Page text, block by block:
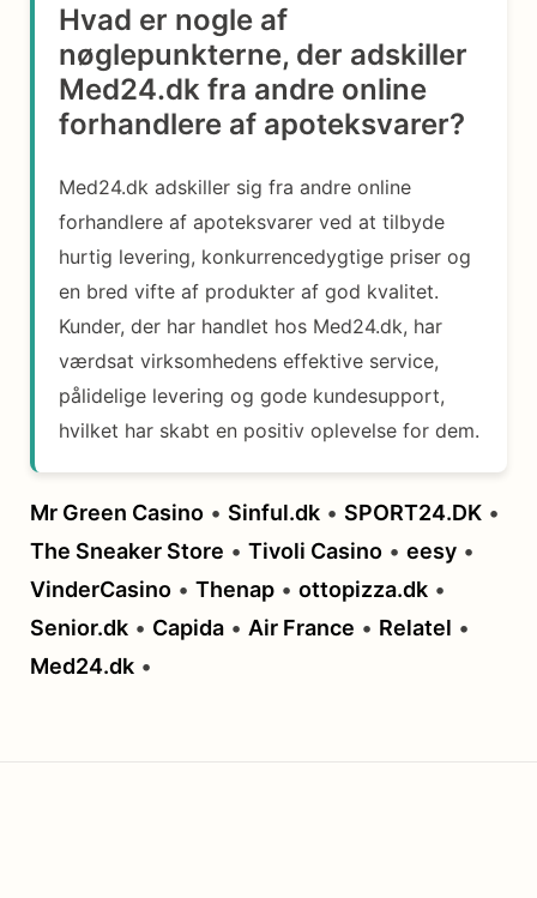
Hvad er nogle af
nøglepunkterne, der adskiller
Med24.dk fra andre online
forhandlere af apoteksvarer?
Med24.dk adskiller sig fra andre online
forhandlere af apoteksvarer ved at tilbyde
hurtig levering, konkurrencedygtige priser og
en bred vifte af produkter af god kvalitet.
Kunder, der har handlet hos Med24.dk, har
værdsat virksomhedens effektive service,
pålidelige levering og gode kundesupport,
hvilket har skabt en positiv oplevelse for dem.
Mr Green Casino • Sinful.dk • SPORT24.DK •
The Sneaker Store • Tivoli Casino • eesy •
VinderCasino • Thenap • ottopizza.dk •
Senior.dk • Capida • Air France • Relatel •
Med24.dk •